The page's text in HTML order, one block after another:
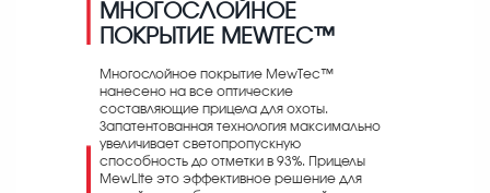
МНОГОСЛОЙНОЕ
ПОКРЫТИЕ MEWTEC™
Многослойное покрытие MewTec™
нанесено на все оптические
составляющие прицела для охоты.
Запатентованная технология максимально
увеличивает светопропускную
способность до отметки в 93%. Прицелы
MewLite это эффективное решение для